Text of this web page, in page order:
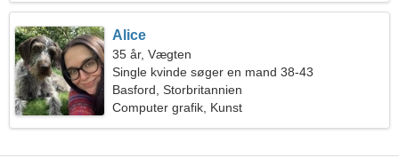
Alice
35 år, Vægten
Single kvinde søger en mand 38-43
Basford, Storbritannien
Computer grafik, Kunst